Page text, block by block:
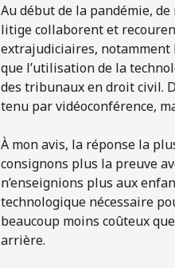
Au début de la pandémie,
litige collaborent et
extrajudiciaires, notamment
que l’utilisation de la
des tribunaux en droit civil.
tenu par vidéoconférence,
À mon avis, la réponse la
consignons plus la preuve
n’enseignions plus aux
technologique nécessaire
beaucoup moins coûteux
arrière.